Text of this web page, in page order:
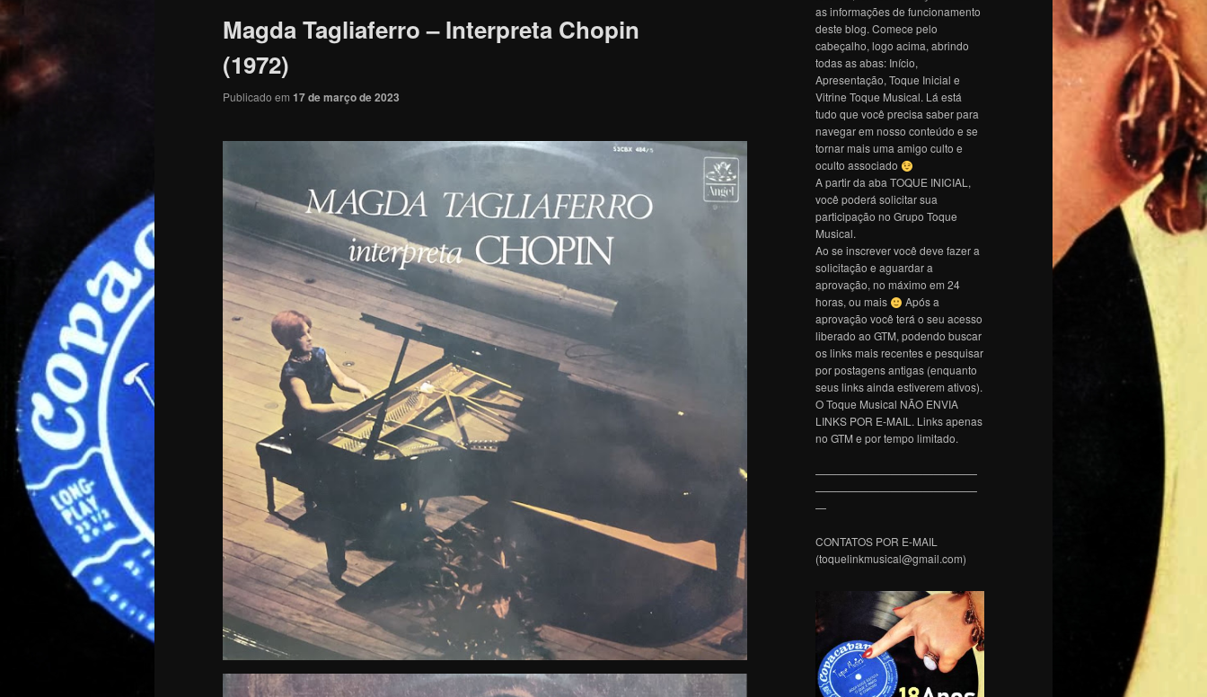
Magda Tagliaferro – Interpreta Chopin
(1972)
Publicado em 17 de março de 2023
as informações de funcionamento
deste blog. Comece pelo
cabeçalho, logo acima, abrindo
todas as abas: Início,
Apresentação, Toque Inicial e
Vitrine Toque Musical. Lá está
tudo que você precisa saber para
navegar em nosso conteúdo e se
tornar mais uma amigo culto e
oculto associado
A partir da aba TOQUE INICIAL,
você poderá solicitar sua
participação no Grupo Toque
Musical.
Ao se inscrever você deve fazer a
solicitação e aguardar a
aprovação, no máximo em 24
horas, ou mais
Após a
aprovação você terá o seu acesso
liberado ao GTM, podendo buscar
os links mais recentes e pesquisar
por postagens antigas (enquanto
seus links ainda estiverem ativos).
O Toque Musical NÃO ENVIA
LINKS POR E-MAIL. Links apenas
no GTM e por tempo limitado.
———————————————
———————————————
—
CONTATOS POR E-MAIL
(toquelinkmusical@gmail.com)